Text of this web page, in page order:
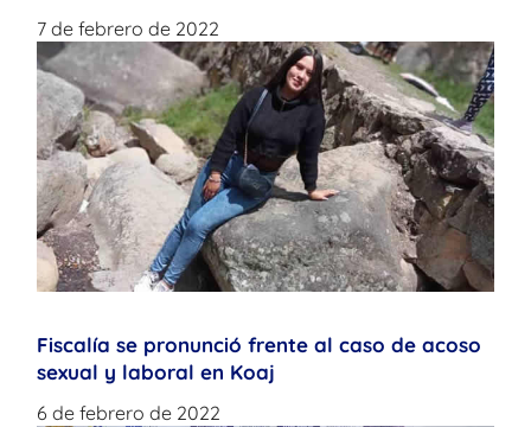
7 de febrero de 2022
Fiscalía se pronunció frente al caso de acoso
sexual y laboral en Koaj
6 de febrero de 2022